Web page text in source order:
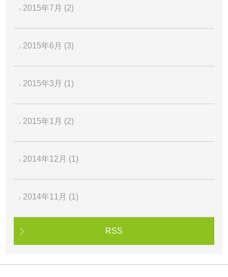
2015年7月 (2)
2015年6月 (3)
2015年3月 (1)
2015年1月 (2)
2014年12月 (1)
2014年11月 (1)
RSS